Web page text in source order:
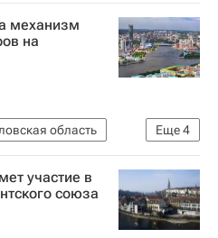
механизм
на
Еще4
область
Россия
Федерации РФ
участие в
союза